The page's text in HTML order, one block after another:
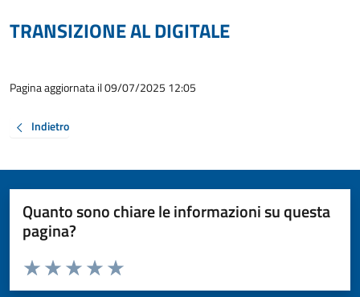
TRANSIZIONE AL DIGITALE
Pagina aggiornata il 09/07/2025 12:05
Indietro
Quanto sono chiare le informazioni su questa
pagina?
Valuta da 1 a 5 stelle la pagina
Valuta 5 stelle su 5
Valuta 4 stelle su 5
Valuta 3 stelle su 5
Valuta 2 stelle su 5
Valuta 1 stelle su 5